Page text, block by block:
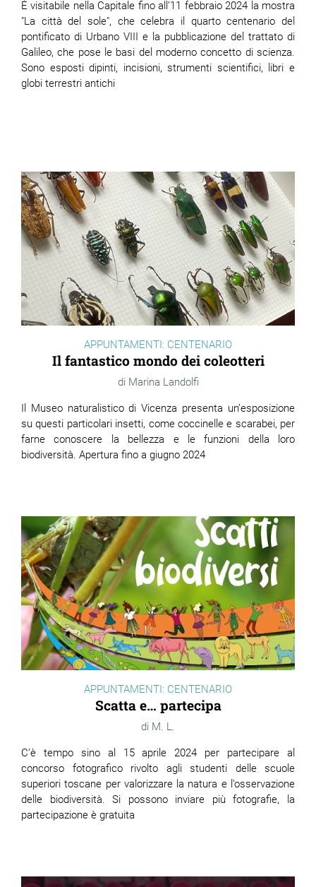
Èvisitabile nella Capitale fino all’11 febbraio 2024 la mostra
"La città del sole", che celebra il quarto centenario del
pontificato di Urbano VIII e la pubblicazione del trattato di
Galileo, che pose le basi del moderno concetto di scienza.
Sono esposti dipinti, incisioni, strumenti scientifici, libri e
globi terrestri antichi
APPUNTAMENTI: CENTENARIO
Il fantastico mondo dei coleotteri
Marina Landolfi
Il Museo naturalistico di Vicenza presenta un’esposizione
su questi particolari insetti, come coccinelle e scarabei, per
farne conoscere la bellezza e le funzioni della loro
biodiversità. Apertura fino a giugno 2024
APPUNTAMENTI: CENTENARIO
Scatta e… partecipa
M. L.
C’è tempo sino al 15 aprile 2024 per partecipare al
concorso fotografico rivolto agli studenti delle scuole
superiori toscane per valorizzare la natura e l’osservazione
delle biodiversità. Si possono inviare più fotografie, la
partecipazione è gratuita